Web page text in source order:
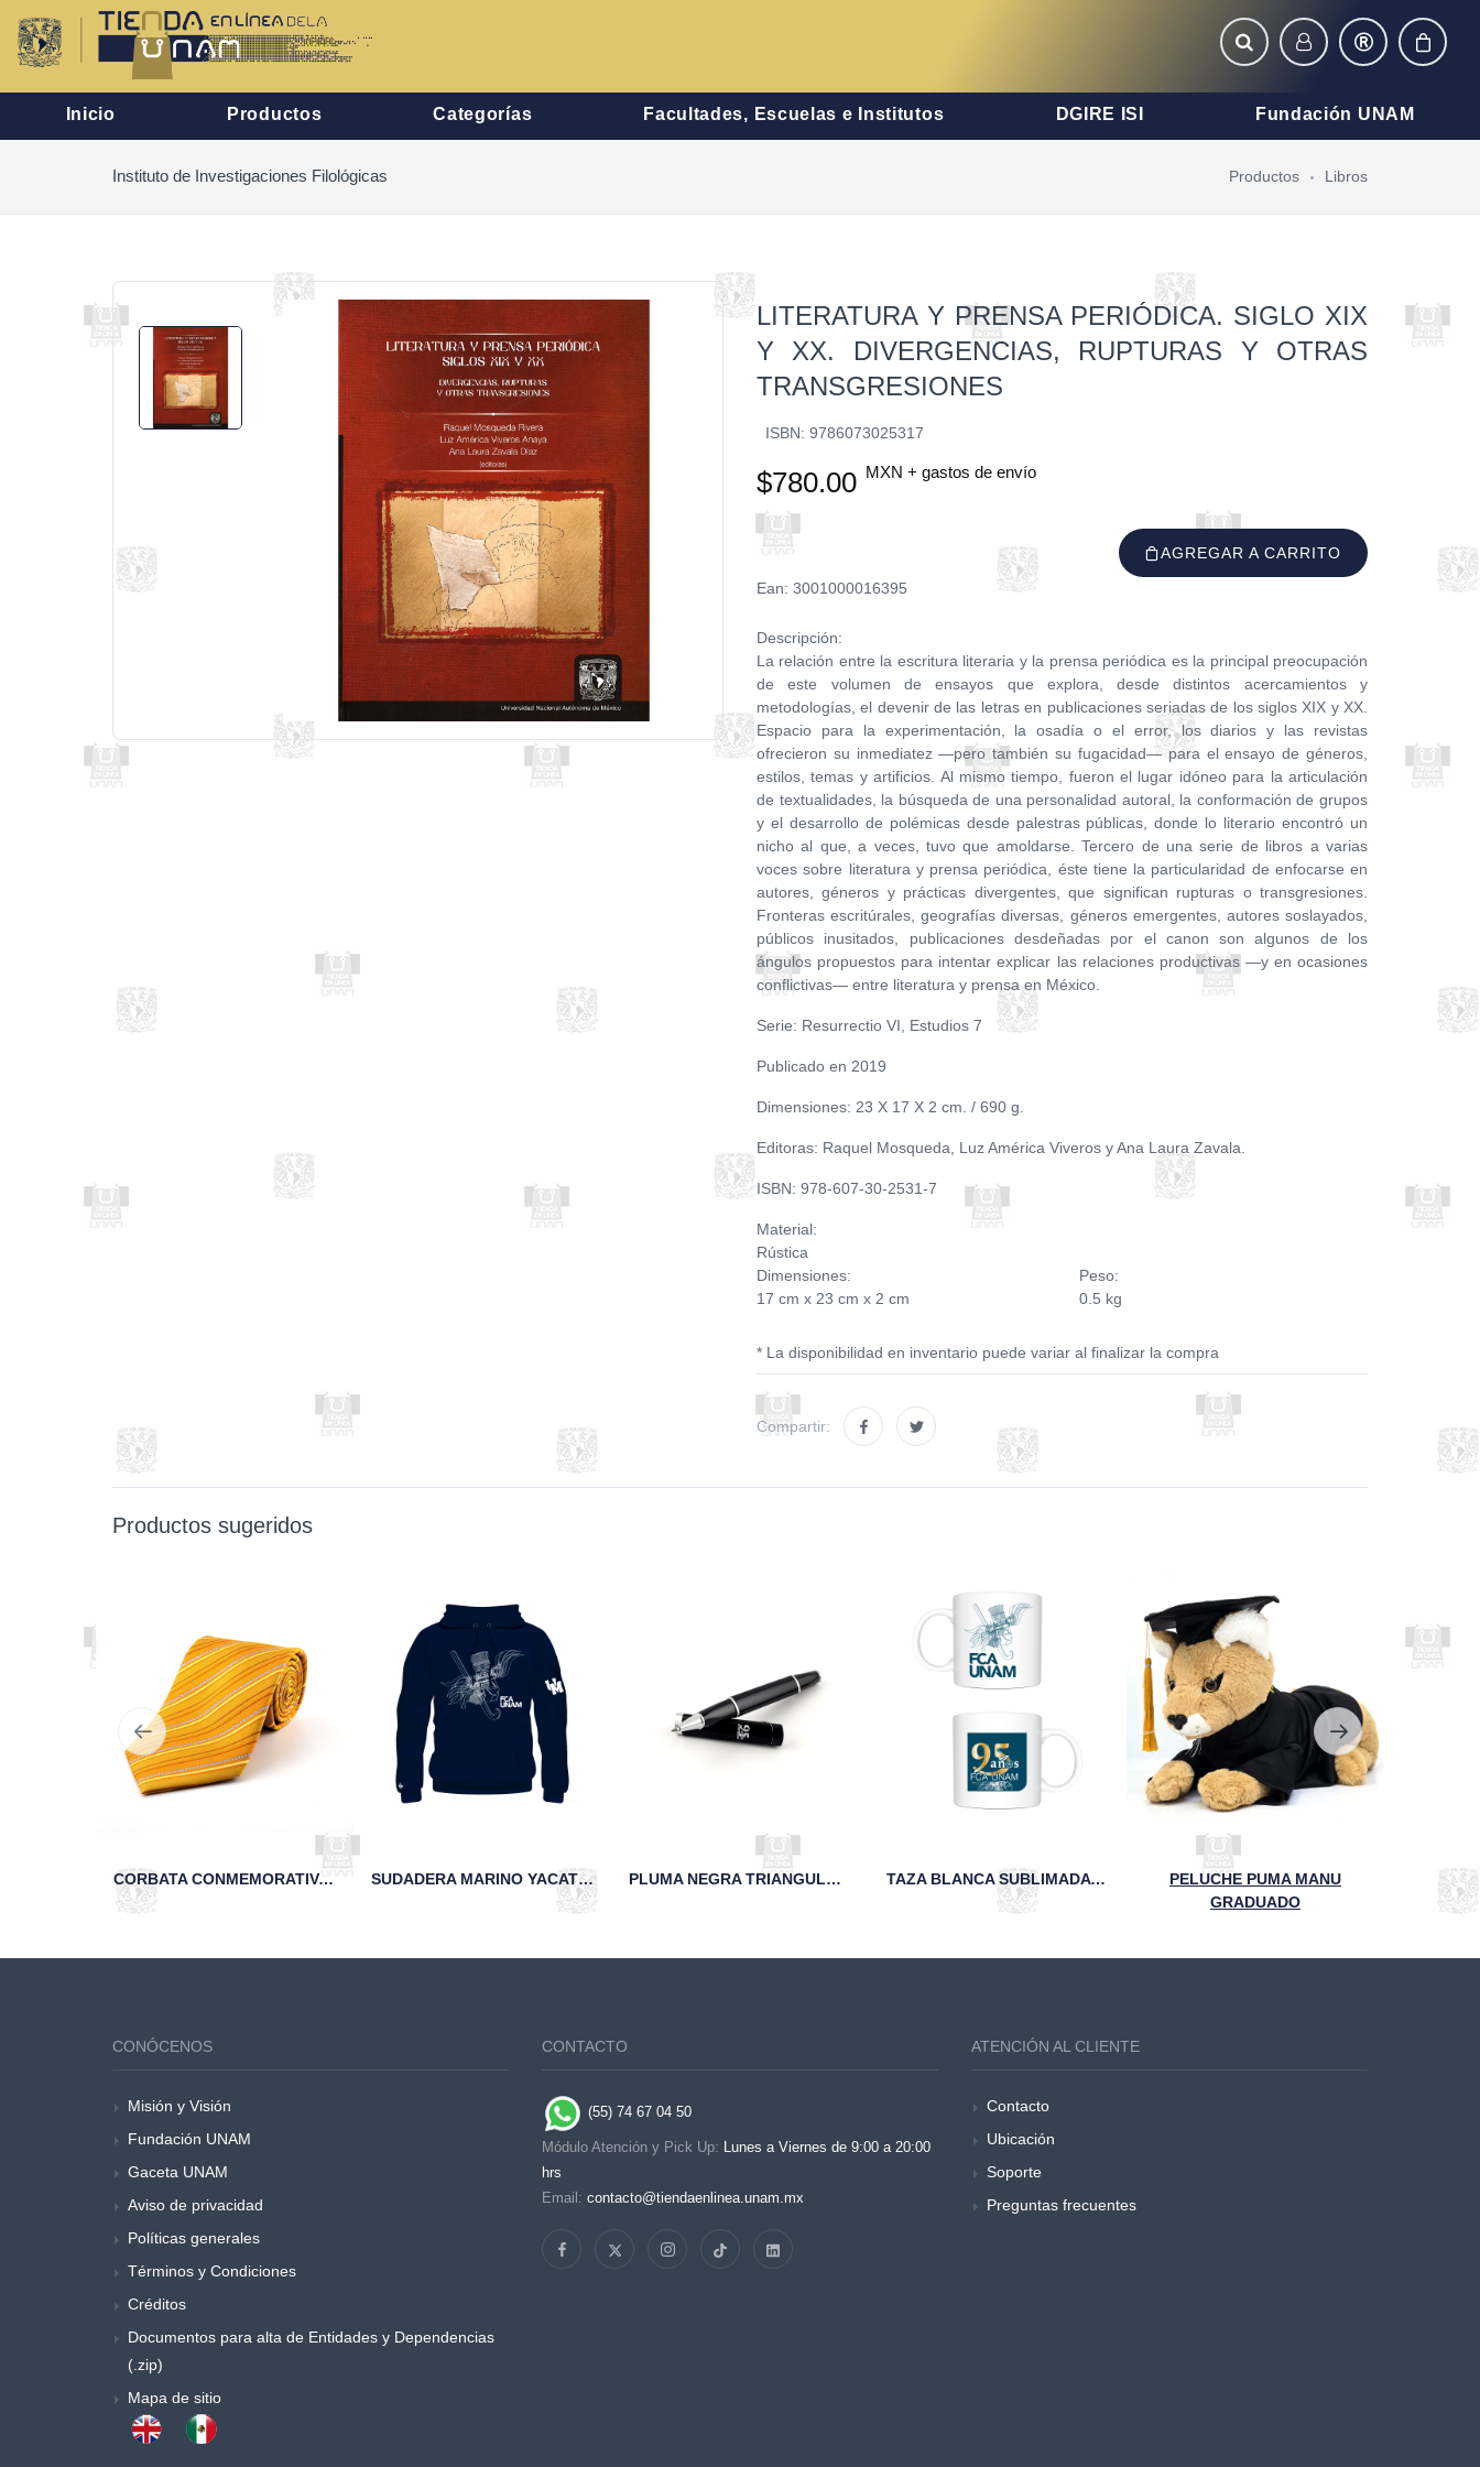
Inicio Productos Categorías Facultades, Escuelas e Institutos DGIRE ISI Fundación UNAM
Instituto de Investigaciones Filológicas Productos Libros
LITERATURA Y PRENSA PERIÓDICA. SIGLO XIX
Y XX. DIVERGENCIAS, RUPTURAS Y OTRAS
TRANSGRESIONES
ISBN: 9786073025317
$780.00 MXN + gastos de envío
AGREGAR A CARRITO
Ean: 3001000016395
Descripción:
La relación entre la escritura literaria y la prensa periódica es la principal preocupación
de este volumen de ensayos que explora, desde distintos acercamientos y
metodologías, el devenir de las letras en publicaciones seriadas de los siglos XIX y XX.
Espacio para la experimentación, la osadía o el error, los diarios y las revistas
ofrecieron su inmediatez —pero también su fugacidad— para el ensayo de géneros,
estilos, temas y artificios. Al mismo tiempo, fueron el lugar idóneo para la articulación
de textualidades, la búsqueda de una personalidad autoral, la conformación de grupos
y el desarrollo de polémicas desde palestras públicas, donde lo literario encontró un
nicho al que, a veces, tuvo que amoldarse. Tercero de una serie de libros a varias
voces sobre literatura y prensa periódica, éste tiene la particularidad de enfocarse en
autores, géneros y prácticas divergentes, que significan rupturas o transgresiones.
Fronteras escritúrales, geografías diversas, géneros emergentes, autores soslayados,
públicos inusitados, publicaciones desdeñadas por el canon son algunos de los
ángulos propuestos para intentar explicar las relaciones productivas —y en ocasiones
conflictivas— entre literatura y prensa en México.
Serie: Resurrectio VI, Estudios 7
Publicado en 2019
Dimensiones: 23 X 17 X 2 cm. / 690 g.
Editoras: Raquel Mosqueda, Luz América Viveros y Ana Laura Zavala.
ISBN: 978-607-30-2531-7
Material:
Rústica
Dimensiones:
17 cm x 23 cm x 2 cm
Peso:
0.5 kg
* La disponibilidad en inventario puede variar al finalizar la compra
Compartir:
Productos sugeridos
CORBATA CONMEMORATIVA DE LOS 95 AÑOS DE LA FCA SUDADERA MARINO YACATECUHTLI FCA UNAM PLUMA NEGRA TRIANGULAR 95 AÑOS UNAM TAZA BLANCA SUBLIMADA FCA 95 ANIVERSARIO
PELUCHE PUMA MANU
GRADUADO
CONÓCENOS
Misión y Visión
Fundación UNAM
Gaceta UNAM
Aviso de privacidad
Políticas generales
Términos y Condiciones
Créditos
Documentos para alta de Entidades y Dependencias
(.zip)
Mapa de sitio
CONTACTO
(55) 74 67 04 50
Módulo Atención y Pick Up: Lunes a Viernes de 9:00 a 20:00
hrs
Email: contacto@tiendaenlinea.unam.mx
ATENCIÓN AL CLIENTE
Contacto
Ubicación
Soporte
Preguntas frecuentes